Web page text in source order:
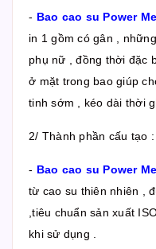
- Bao cao su Power
in 1 gồm có gân ,
phụ nữ , đồng thời đặc
ở mặt trong bao giúp
tinh sớm , kéo dài thời
2/ Thành phần cấu tạo :
- Bao cao su Power
từ cao su thiên nhiên ,
,tiêu chuẩn sản xuất
khi sử dụng .